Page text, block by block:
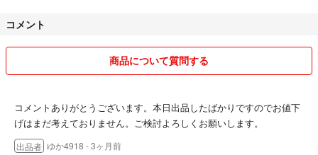
コメント
商品について質問する
コメントありがとうございます。本日出品したばかりですのでお値下
げはまだ考えておりません。ご検討よろしくお願いします。
出品者 ゆか4918 - 3ヶ月前